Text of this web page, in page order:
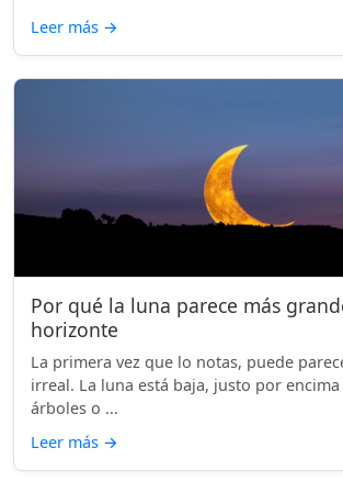
Leer más →
Por qué la luna parece más
horizonte
La primera vez que lo notas, puede
irreal. La luna está baja, justo por
árboles o ...
Leer más →